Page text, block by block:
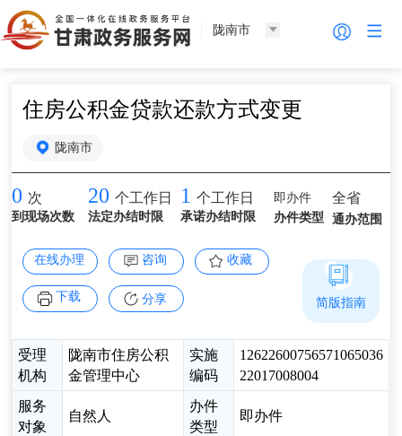
陇南市
住房公积金贷款还款方式变更
陇南市
0 次
到现场次数
20 个工作日
法定办结时限
1 个工作日
承诺办结时限
即办件
办件类型
全省
通办范围
在线办理 咨询 收藏
下载 分享
受理
机构
陇南市住房公积
金管理中心
实施
编码
12622600756571065036
22017008004
服务
对象
自然人
办件
类型
即办件
简版指南